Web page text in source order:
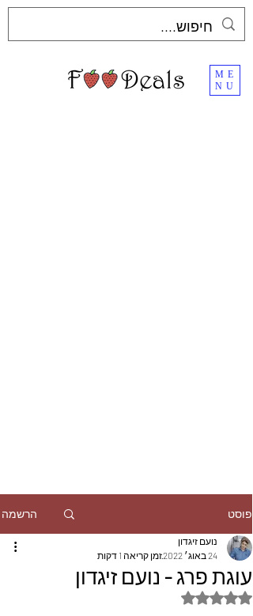
ME
NU
פוסט הרשמה
עוגת פרג - נועם זיגדון
נועם זיגדון
24 באוג׳ 2022
זמן קריאה 1 דקות
דירוג של NaN מתוך 5 כוכבים